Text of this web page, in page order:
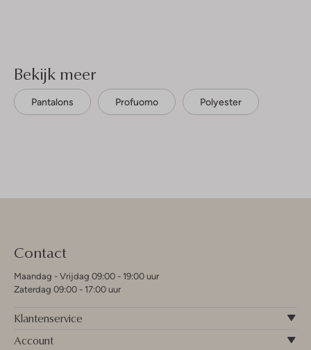
Bekijk meer
Pantalons Profuomo Polyester
Contact
Maandag - Vrijdag 09:00 - 19:00 uur
Zaterdag 09:00 - 17:00 uur
Klantenservice
Account